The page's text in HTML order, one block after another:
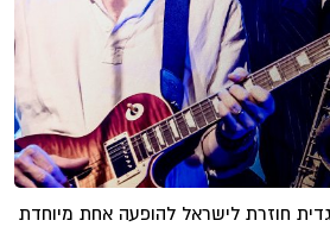
חוזרת לישראל להופעה אחת מיוחדת